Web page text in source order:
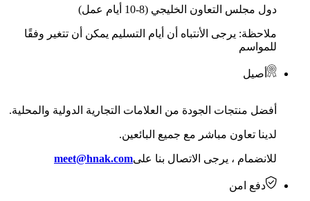
دول مجلس التعاون الخليجي (8-10 أيام عمل)
ملاحظة: يرجى الأنتباه أن أيام التسليم يمكن أن تتغير وفقًا
للمواسم
أصيل
أفضل منتجات الجودة من العلامات التجارية الدولية والمحلية.
لدينا تعاون مباشر مع جميع البائعين.
للانضمام ، يرجى الاتصال بنا علىmeet@hnak.com
دفع امن